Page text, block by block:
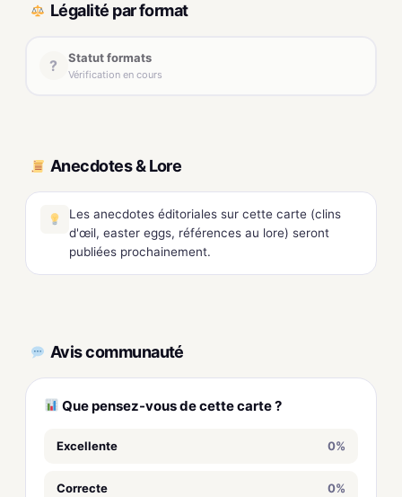
Légalité par format
? Statut formats
Vérification en cours
Anecdotes & Lore
Les anecdotes éditoriales sur cette carte (clins
d'œil, easter eggs, références au lore) seront
publiées prochainement.
Avis communauté
Que pensez-vous de cette carte ?
Excellente 0%
Correcte 0%